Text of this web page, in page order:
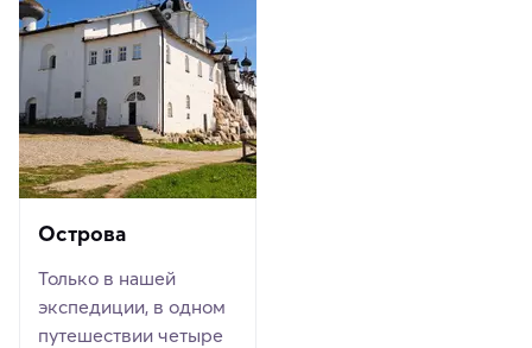
Острова
Только в нашей
экспедиции, в одном
путешествии четыре